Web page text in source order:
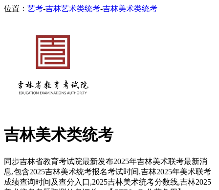
位置： 艺考-吉林艺术类统考-吉林美术类统考
吉林美术类统考
同步吉林省教育考试院最新发布2025年吉林美术联考最新消
息,包含2025吉林美术统考报名考试时间,吉林2025年美术联考
成绩查询时间及查分入口,2025吉林美术统考分数线,吉林2025